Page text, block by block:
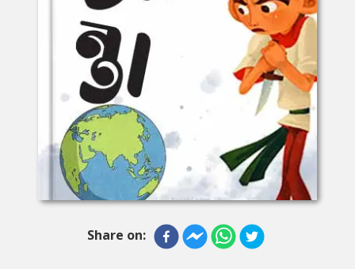
Share on: